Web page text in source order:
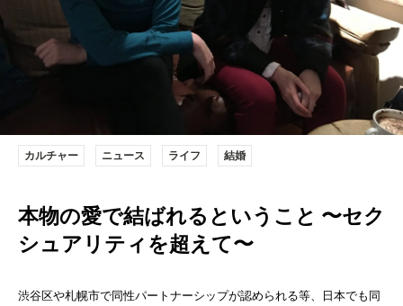
カルチャー ニュース ライフ 結婚
本物の愛で結ばれるということ 〜セク
シュアリティを超えて〜
渋谷区や札幌市で同性パートナーシップが認められる等、日本でも同